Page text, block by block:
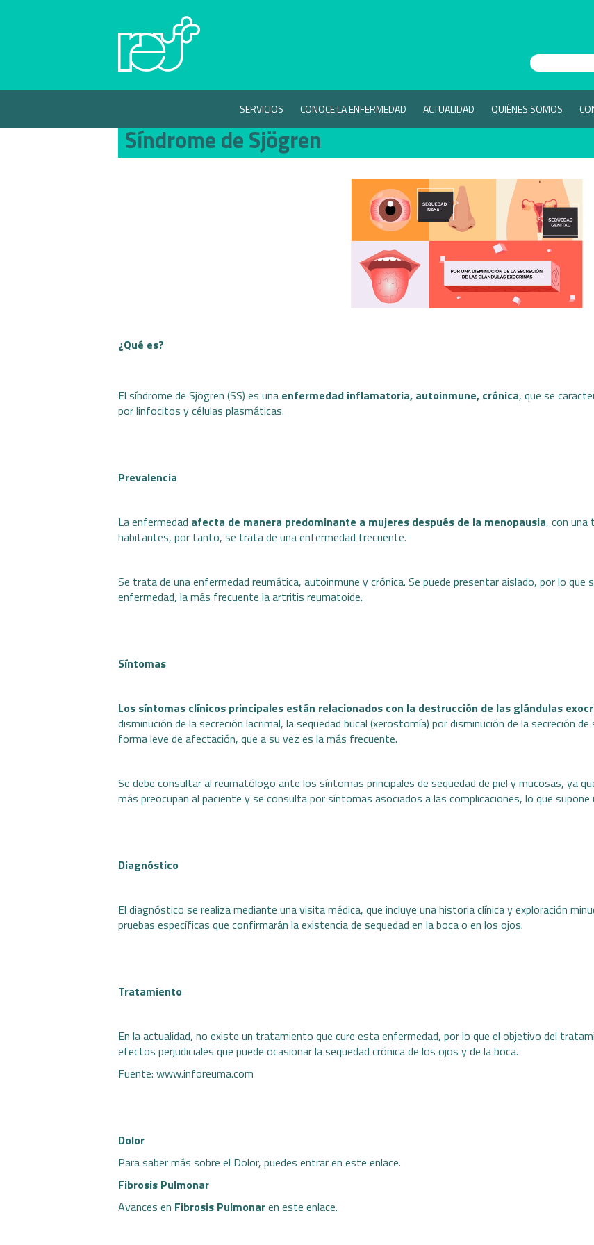
SERVICIOS CONOCE LA ENFERMEDAD ACTUALIDAD QUIÉNES SOMOS
Síndrome de Sjögren
¿Qué es?
El síndrome de Sjögren (SS) es una enfermedad inflamatoria, autoinmune, crónica, que se
por linfocitos y células plasmáticas.
Prevalencia
La enfermedad afecta de manera predominante a mujeres después de la menopausia, con una
habitantes, por tanto, se trata de una enfermedad frecuente.
Se trata de una enfermedad reumática, autoinmune y crónica. Se puede presentar aislado, por lo que
enfermedad, la más frecuente laartritis reumatoide.
Síntomas
Los síntomas clínicos principales están relacionados con la destrucción de las glándulas
disminución de la secreción lacrimal, la sequedad bucal (xerostomía) por disminución de la secreción
forma leve de afectación, que a su vez es la más frecuente.
Se debe consultar al reumatólogo ante los síntomas principales de sequedad de piel y mucosas, ya
más preocupan al paciente y se consulta por síntomas asociados a las complicaciones, lo que
Diagnóstico
El diagnóstico se realiza mediante una visita médica, que incluye una historia clínica y exploración
pruebas específicas que confirmarán la existencia de sequedad en la boca o en los ojos.
Tratamiento
En la actualidad, no existe un tratamiento que cure esta enfermedad, por lo que el objetivo del
efectos perjudiciales que puede ocasionar la sequedad crónica de los ojos y de la boca.
Fuente: www.inforeuma.com
Dolor
Para saber más sobre el Dolor, puedes entrar en este enlace.
Fibrosis Pulmonar
Avances en Fibrosis Pulmonaren este enlace.